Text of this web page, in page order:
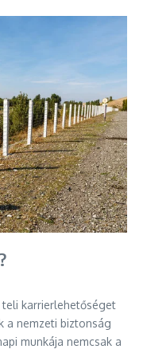
karrierlehetőséget
a nemzeti biztonság
munkája nemcsak a